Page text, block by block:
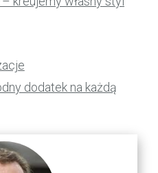
dodatek na każdą